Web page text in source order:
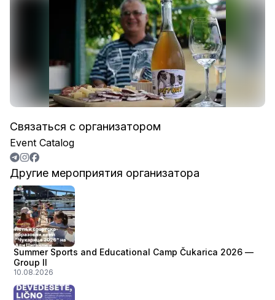
Связаться с организатором
Event Catalog
Другие мероприятия организатора
Summer Sports and Educational Camp Čukarica 2026 —
Group II
10.08.2026